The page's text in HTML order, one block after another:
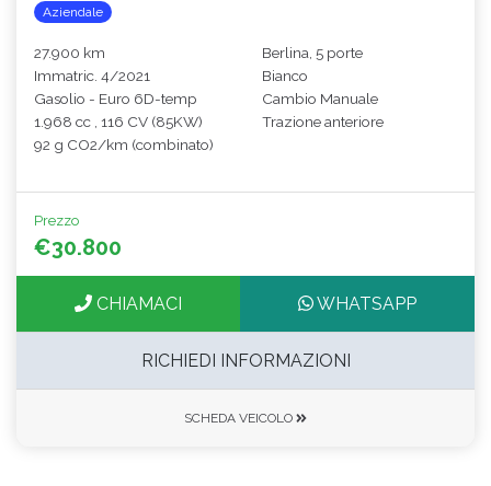
Aziendale
27.900 km
Immatric. 4/2021
Gasolio - Euro 6D-temp
1.968 cc , 116 CV (85KW)
92 g CO2/km (combinato)
Berlina, 5 porte
Bianco
Cambio Manuale
Trazione anteriore
Prezzo
€30.800
CHIAMACI WHATSAPP
RICHIEDI INFORMAZIONI
SCHEDA VEICOLO